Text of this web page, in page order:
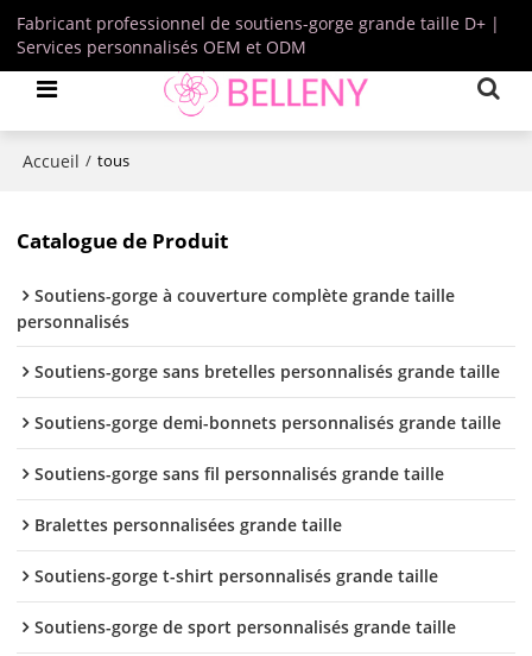
Fabricant professionnel de soutiens-gorge grande taille D+ |
Services personnalisés OEM et ODM
Accueil / tous
Catalogue de Produit
Soutiens-gorge à couverture complète grande taille
personnalisés
Soutiens-gorge sans bretelles personnalisés grande taille
Soutiens-gorge demi-bonnets personnalisés grande taille
Soutiens-gorge sans fil personnalisés grande taille
Bralettes personnalisées grande taille
Soutiens-gorge t-shirt personnalisés grande taille
Soutiens-gorge de sport personnalisés grande taille